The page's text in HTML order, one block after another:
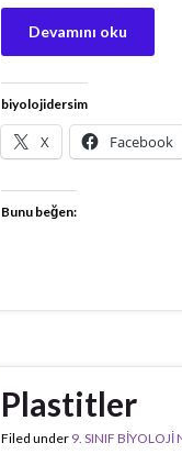
Devamını oku
biyolojidersim
X Facebook
Bunu beğen:
Plastitler
Filed under 9. SINIF BİYOLOJİ